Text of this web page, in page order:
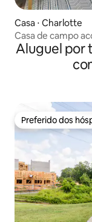
Casa ⋅ Charlotte
Casa de campo
Aluguel por
Preferido dos
Preferido dos